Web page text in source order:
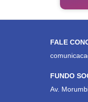
FALE
FUNDO
Av.